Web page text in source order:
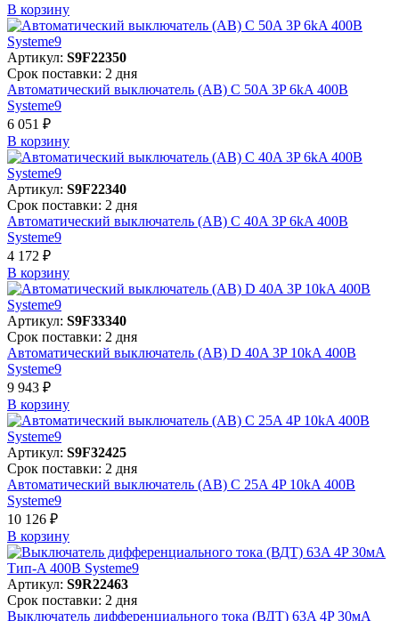
В корзинy
Артикул: S9F22350
Срок поставки: 2 дня
Автоматический выключатель (АВ) C 50A 3P 6kA 400В
Systeme9
6 051 ₽
В корзинy
Артикул: S9F22340
Срок поставки: 2 дня
Автоматический выключатель (АВ) C 40A 3P 6kA 400В
Systeme9
4 172 ₽
В корзинy
Артикул: S9F33340
Срок поставки: 2 дня
Автоматический выключатель (АВ) D 40A 3P 10kA 400В
Systeme9
9 943 ₽
В корзинy
Артикул: S9F32425
Срок поставки: 2 дня
Автоматический выключатель (АВ) C 25A 4P 10kA 400В
Systeme9
10 126 ₽
В корзинy
Артикул: S9R22463
Срок поставки: 2 дня
Выключатель дифференциального тока (ВДТ) 63A 4P 30мА